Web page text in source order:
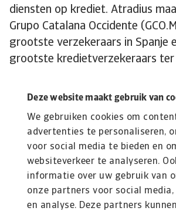
Deze website maakt gebruik van
We gebruiken cookies om
advertenties te personaliseren,
voor social media te bieden en
websiteverkeer te analyseren.
informatie over uw gebruik van
onze partners voor social media,
en analyse. Deze partners
diensten op krediet. Atradius
Grupo Catalana Occidente
grootste verzekeraars in Spanje
grootste kredietverzekeraars ter
Lees Meer
Kennisbank
Verdiep je in onze kennisbank met
kredietverzekeringen, risico’s en ...